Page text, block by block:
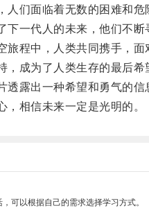
们面临着无数的困难和危
一代人的未来，他们不断
程中，人类共同携手，面
成为了人类生存的最后希
露出一种希望和勇气的信
相信未来一定是光明的。
可以根据自己的需求选择学习方式。